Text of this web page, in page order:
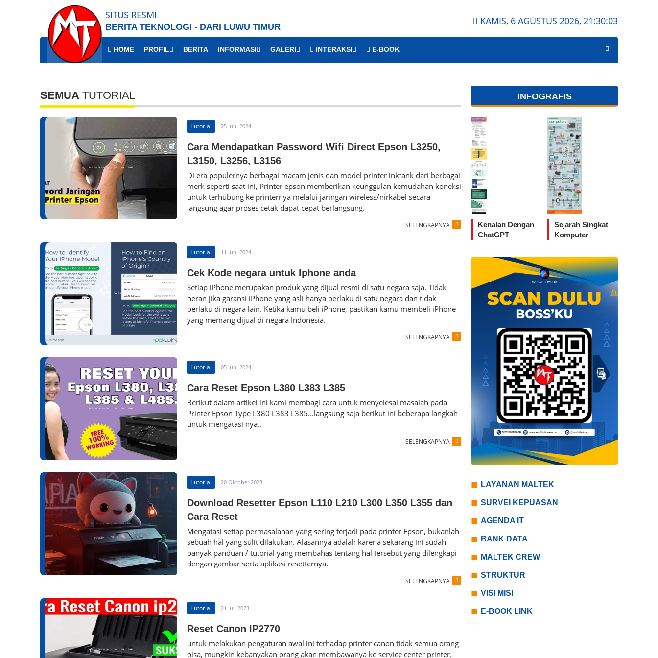
SITUS RESMI
BERITA TEKNOLOGI - DARI LUWU TIMUR
KAMIS, 6 AGUSTUS 2026, 21:30:03
HOME PROFIL BERITA INFORMASI GALERI INTERAKSI E-BOOK
SEMUA TUTORIAL
Tutorial 25 Juni 2024
Cara Mendapatkan Password Wifi Direct Epson L3250,
L3150, L3256, L3156
Di era populernya berbagai macam jenis dan model printer inktank dari berbagai
merk seperti saat ini, Printer epson memberikan keunggulan kemudahan koneksi
untuk terhubung ke printernya melalui jaringan wireless/nirkabel secara
langsung agar proses cetak dapat cepat berlangsung.
SELENGKAPNYA
Tutorial 11 Juni 2024
Cek Kode negara untuk Iphone anda
Setiap iPhone merupakan produk yang dijual resmi di satu negara saja. Tidak
heran jika garansi iPhone yang asli hanya berlaku di satu negara dan tidak
berlaku di negara lain. Ketika kamu beli iPhone, pastikan kamu membeli iPhone
yang memang dijual di negara Indonesia.
SELENGKAPNYA
Tutorial 05 Juni 2024
Cara Reset Epson L380 L383 L385
Berikut dalam artikel ini kami membagi cara untuk menyelesai masalah pada
Printer Epson Type L380 L383 L385...langsung saja berikut ini beberapa langkah
untuk mengatasi nya..
SELENGKAPNYA
Tutorial 20 Oktober 2023
Download Resetter Epson L110 L210 L300 L350 L355 dan
Cara Reset
Mengatasi setiap permasalahan yang sering terjadi pada printer Epson, bukanlah
sebuah hal yang sulit dilakukan. Alasannya adalah karena sekarang ini sudah
banyak panduan / tutorial yang membahas tentang hal tersebut yang dilengkapi
dengan gambar serta aplikasi resetternya.
SELENGKAPNYA
Tutorial 21 Juli 2023
Reset Canon IP2770
untuk melakukan pengaturan awal ini terhadap printer canon tidak semua orang
bisa, mungkin kebanyakan orang akan membawanya ke service center printer.
INFOGRAFIS
Kenalan Dengan
ChatGPT
Sejarah Singkat
Komputer
LAYANAN MALTEK
SURVEI KEPUASAN
AGENDA IT
BANK DATA
MALTEK CREW
STRUKTUR
VISI MISI
E-BOOK LINK